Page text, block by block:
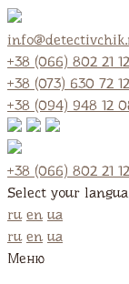
+38 (066) 802 21 12
+38 (073) 630 72 12
+38 (094) 948 12
+38 (066) 802 21 12
Select your
ru en ua
ru en ua
Меню